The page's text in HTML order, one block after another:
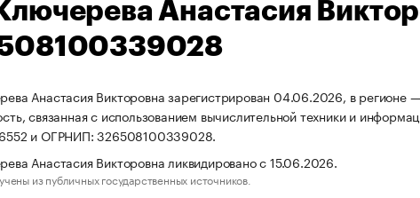
Анастасия
Анастасия Викторовна зарегистрирован 04.06.2026, в регионе
связанная с использованием вычислительной техники и
и ОГРНИП: 326508100339028.
Анастасия Викторовна ликвидировано с 15.06.2026.
из публичных государственных источников.